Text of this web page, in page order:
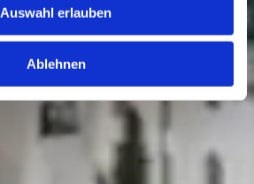
Auswahl erlauben
Ablehnen